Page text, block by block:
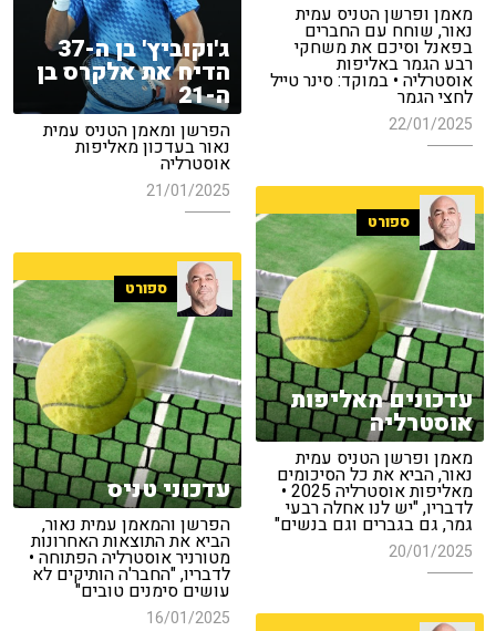
מאמן ופרשן הטניס עמית
נאור, שוחח עם החברים
בפאנל וסיכם את משחקי
רבע הגמר באליפות
אוסטרליה • במוקד: סינר טייל
לחצי הגמר
22/01/2025
ג'וקוביץ' בן ה-37
הדיח את אלקרס בן
ה-21
הפרשן ומאמן הטניס עמית
נאור בעדכון מאליפות
אוסטרליה
21/01/2025
ספורט
עדכונים מאליפות
אוסטרליה
מאמן ופרשן הטניס עמית
נאור, הביא את כל הסיכומים
מאליפות אוסטרליה 2025 •
לדבריו, "יש לנו אחלה רבעי
גמר, גם בגברים וגם בנשים"
20/01/2025
ספורט
עדכוני טניס
הפרשן והמאמן עמית נאור,
הביא את התוצאות האחרונות
מטורניר אוסטרליה הפתוחה •
לדבריו, "החבר'ה הותיקים לא
עושים סימנים טובים"
16/01/2025